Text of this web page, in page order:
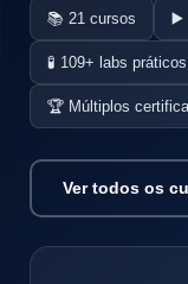
📚 21 cursos ▶️
🧪 109+ labs práticos
🏆 Múltiplos
Ver todos os